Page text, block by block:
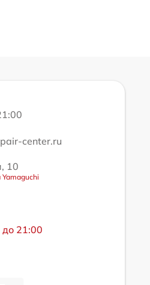
center.ru
10
21:00